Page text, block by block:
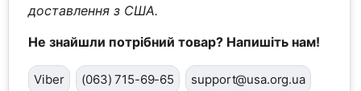
доставлення з США.
Не знайшли потрібний товар? Напишіть нам!
Viber (063) 715-69-65 support@usa.org.ua